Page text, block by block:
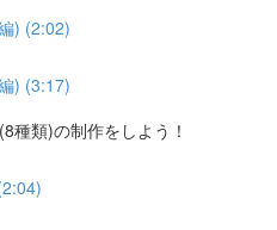
) (2:02)
) (3:17)
種類)の制作をしよう！